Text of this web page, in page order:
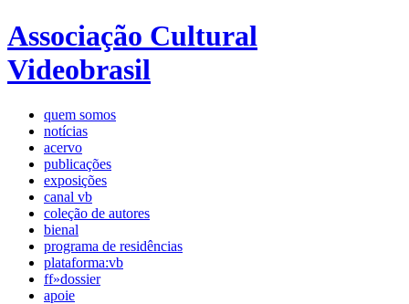
Associação Cultural
Videobrasil
quem somos
notícias
acervo
publicações
exposições
canal vb
coleção de autores
bienal
programa de residências
plataforma:vb
ff»dossier
apoie